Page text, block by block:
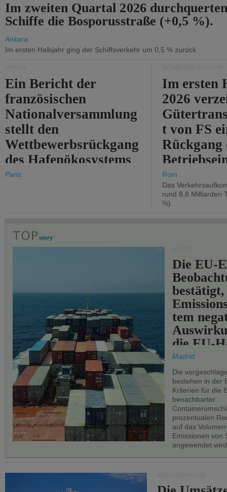
Im zweiten Quartal 2026
Schiffe die Bosporusstraße (+0,5 %).
Ankara
Im ersten Halbjahr ging der Schiffsverkehr um 0,5 % zurück.
Ein Bericht der
französischen
Nationalversammlung
stellt den
Wettbewerbsrückgang
des Hafenökosystems
des Staates fest.
Paris
Im ersten
2026
t von FS
Rückgang
um 2,7 %.
Rom
Das
rund 8,8 Milliarden
%).
Die EU-
bestätigt,
tem
die EU-
Madrid
Die
bestehen in der
Kriterien für die
benachbarter
prozentualen
auf das
Emissionen von
angewendet